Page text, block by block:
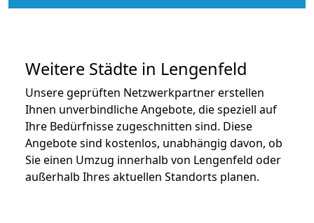
Weitere Städte in Lengenfeld
Unsere geprüften Netzwerkpartner erstellen
Ihnen unverbindliche Angebote, die speziell auf
Ihre Bedürfnisse zugeschnitten sind. Diese
Angebote sind kostenlos, unabhängig davon, ob
Sie einen Umzug innerhalb von Lengenfeld oder
außerhalb Ihres aktuellen Standorts planen.